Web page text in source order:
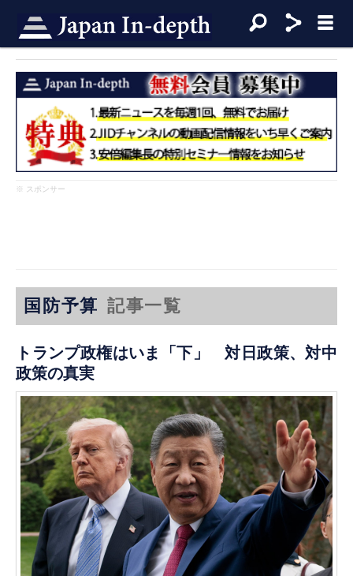
※ スポンサー
国防予算 記事一覧
トランプ政権はいま「下」 対日政策、対中
政策の真実